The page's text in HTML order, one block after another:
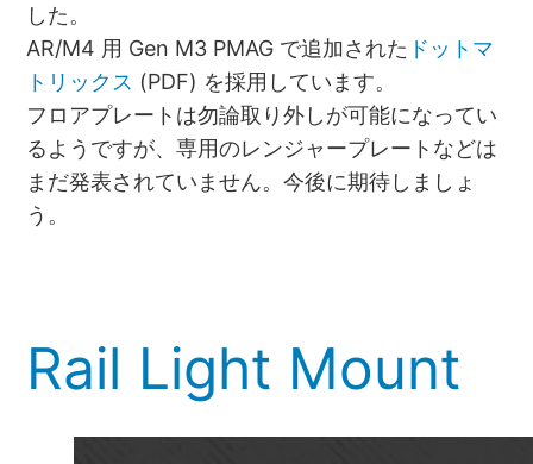
した。
AR/M4 用 Gen M3 PMAG で追加された ドットマ
トリックス (PDF) を採用しています。
フロアプレートは勿論取り外しが可能になってい
るようですが、専用のレンジャープレートなどは
まだ発表されていません。今後に期待しましょ
う。
Rail Light Mount